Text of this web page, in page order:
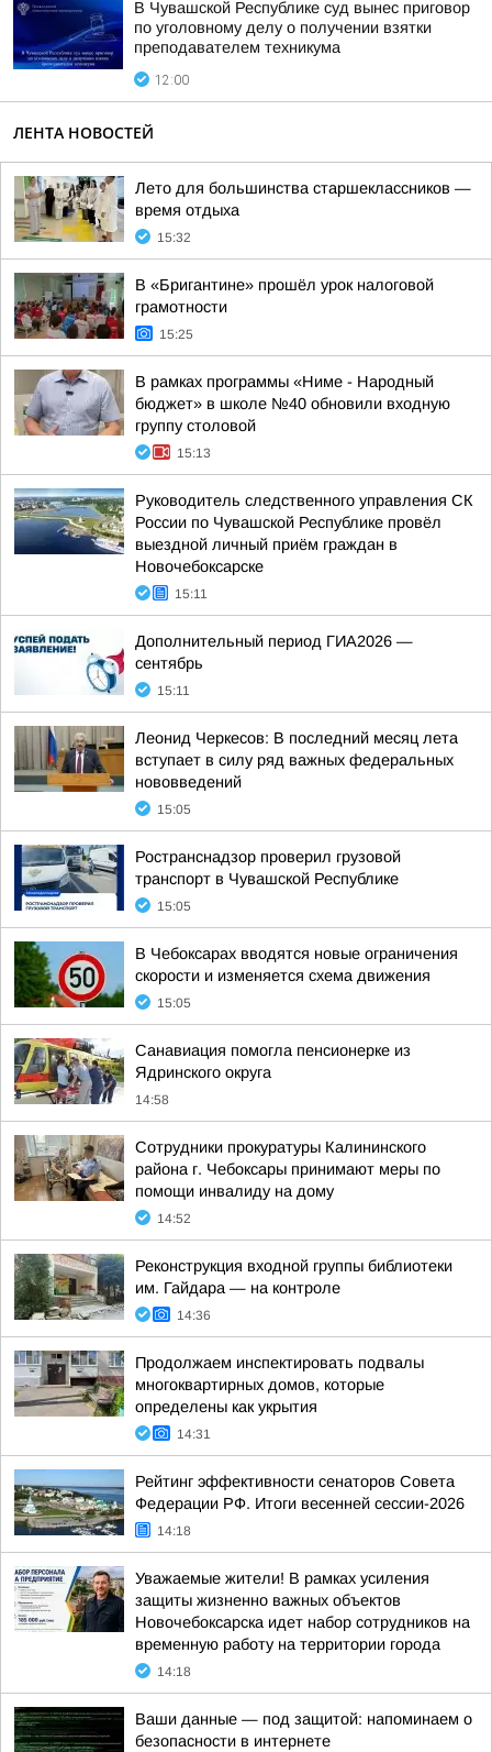
В Чувашской Республике суд вынес приговор
по уголовному делу о получении взятки
преподавателем техникума
12:00
ЛЕНТА НОВОСТЕЙ
Лето для большинства старшеклассников —
время отдыха
15:32
В «Бригантине» прошёл урок налоговой
грамотности
15:25
В рамках программы «Ниме - Народный
бюджет» в школе №40 обновили входную
группу столовой
15:13
Руководитель следственного управления СК
России по Чувашской Республике провёл
выездной личный приём граждан в
Новочебоксарске
15:11
Дополнительный период ГИА2026 —
сентябрь
15:11
Леонид Черкесов: В последний месяц лета
вступает в силу ряд важных федеральных
нововведений
15:05
Ространснадзор проверил грузовой
транспорт в Чувашской Республике
15:05
В Чебоксарах вводятся новые ограничения
скорости и изменяется схема движения
15:05
Санавиация помогла пенсионерке из
Ядринского округа
14:58
Сотрудники прокуратуры Калининского
района г. Чебоксары принимают меры по
помощи инвалиду на дому
14:52
Реконструкция входной группы библиотеки
им. Гайдара — на контроле
14:36
Продолжаем инспектировать подвалы
многоквартирных домов, которые
определены как укрытия
14:31
Рейтинг эффективности сенаторов Совета
Федерации РФ. Итоги весенней сессии-2026
14:18
Уважаемые жители! В рамках усиления
защиты жизненно важных объектов
Новочебоксарска идет набор сотрудников на
временную работу на территории города
14:18
Ваши данные — под защитой: напоминаем о
безопасности в интернете